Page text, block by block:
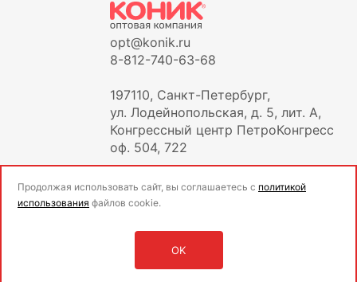
opt@konik.ru
8-812-740-63-68
197110, Санкт-Петербург,
ул. Лодейнопольская, д. 5, лит. А,
Конгрессный центр ПетроКонгресс
оф. 504, 722
Оставить заявку
Продолжая использовать сайт, вы соглашаетесь с политикой
использования файлов cookie.
OK